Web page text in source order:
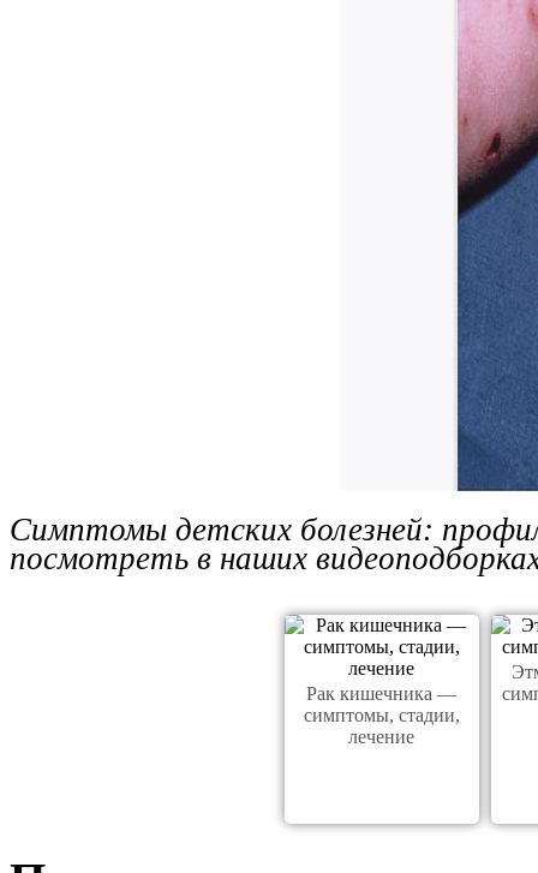
Симптомы детских болезней:
посмотреть в наших
Рак кишечника —
симптомы, стадии,
лечение